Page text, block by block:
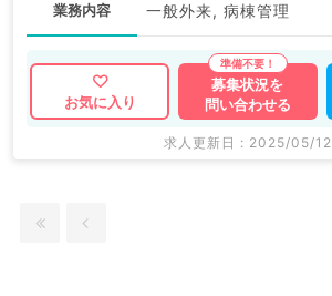
業務内容 一般外来, 病棟管理
お気に入り
募集状況を
問い合わせる
求人更新日 : 2025/05/12